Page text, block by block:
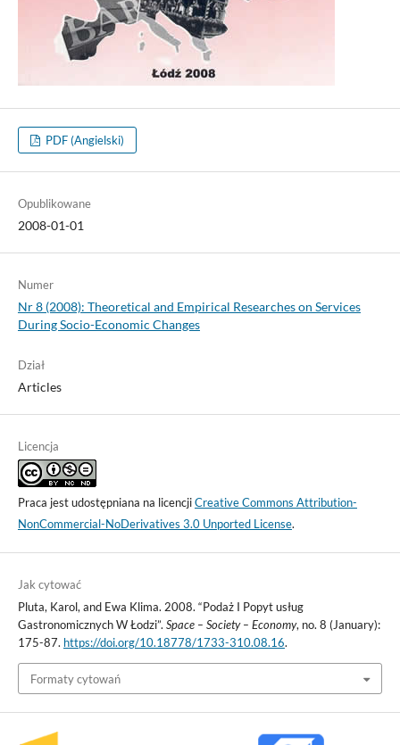
PDF (Angielski)
Opublikowane
2008-01-01
Numer
Nr 8 (2008): Theoretical and Empirical Researches on Services
During Socio-Economic Changes
Dział
Articles
Licencja
Praca jest udostępniana na licencjiCreative Commons Attribution-
NonCommercial-NoDerivatives 3.0 Unported License.
Jak cytować
Pluta, Karol, and Ewa Klima. 2008. “Podaż I Popyt usług
Gastronomicznych W Łodzi”. Space – Society – Economy, no. 8 (January):
175-87. https://doi.org/10.18778/1733-310.08.16.
Formaty cytowań